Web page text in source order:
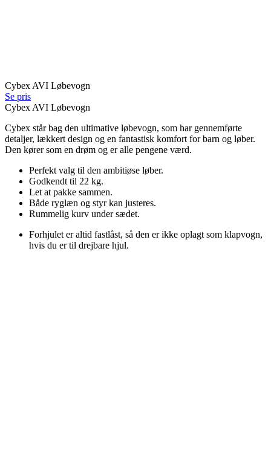
Cybex AVI Løbevogn
Se pris
Cybex AVI Løbevogn
Cybex står bag den ultimative løbevogn, som har gennemførte
detaljer, lækkert design og en fantastisk komfort for barn og løber.
Den kører som en drøm og er alle pengene værd.
Perfekt valg til den ambitiøse løber.
Godkendt til 22 kg.
Let at pakke sammen.
Både ryglæn og styr kan justeres.
Rummelig kurv under sædet.
Forhjulet er altid fastlåst, så den er ikke oplagt som klapvogn,
hvis du er til drejbare hjul.